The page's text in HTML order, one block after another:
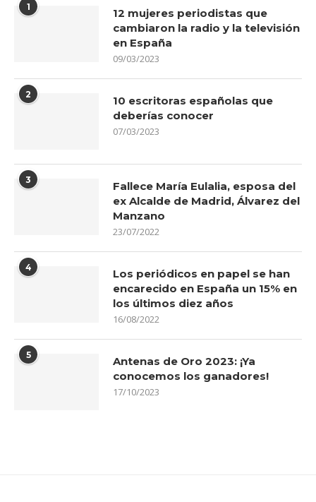
1
12 mujeres periodistas que
cambiaron la radio y la televisión
en España
09/03/2023
2
10 escritoras españolas que
deberías conocer
07/03/2023
3
Fallece María Eulalia, esposa del
ex Alcalde de Madrid, Álvarez del
Manzano
23/07/2022
4
Los periódicos en papel se han
encarecido en España un 15% en
los últimos diez años
16/08/2022
5
Antenas de Oro 2023: ¡Ya
conocemos los ganadores!
17/10/2023